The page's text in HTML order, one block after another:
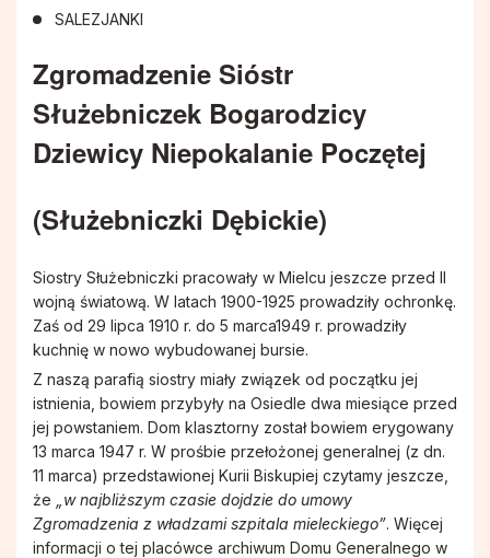
Pismo IKONA
Sakramenty
Rodzinne Róże Różańcowe
Hospicjum Domowe
Koło Przyjaciół Radia Maryja
Promyczki Bożej Miłości
Róże Różańcowe
Rycerstwo Niepokalanej
Schola Dziecięca Boże Nutki
Służba Liturgiczna Ołtarza
Stowarzyszenie Patronki Dobrej Śmierci
SALEZJANKI
Zgromadzenie Sióstr
Służebniczek Bogarodzicy
Dziewicy Niepokalanie Poczętej
(Służebniczki Dębickie)
Siostry Służebniczki pracowały w Mielcu jeszcze przed II
wojną światową. W latach 1900-1925 prowadziły ochronkę.
Zaś od 29 lipca 1910 r. do 5 marca1949 r. prowadziły
kuchnię w nowo wybudowanej bursie.
Z naszą parafią siostry miały związek od początku jej
istnienia, bowiem przybyły na Osiedle dwa miesiące przed
jej powstaniem. Dom klasztorny został bowiem erygowany
13 marca 1947 r. W prośbie przełożonej generalnej (z dn.
11 marca) przedstawionej Kurii Biskupiej czytamy jeszcze,
że
„w najbliższym czasie dojdzie do umowy
Zgromadzenia z władzami szpitala mieleckiego”. Więcej
informacji o tej placówce archiwum Domu Generalnego w